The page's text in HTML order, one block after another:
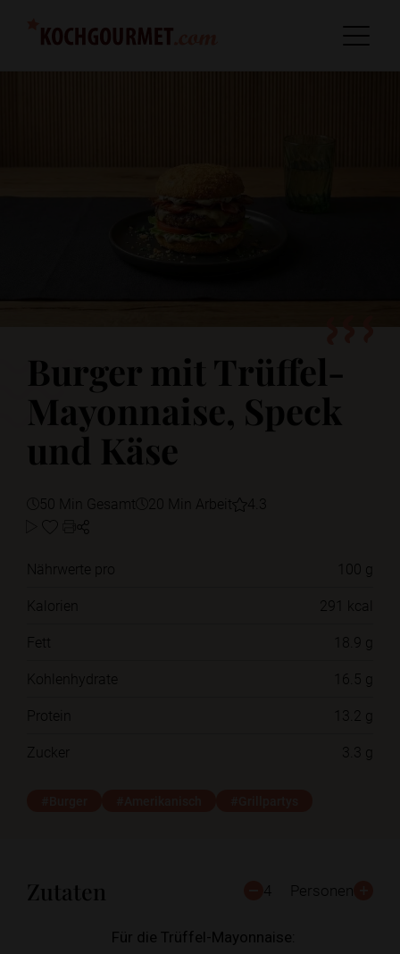
Burger mit Trüffel-
Mayonnaise, Speck
und Käse
50 Min Gesamt 20 Min Arbeit 4.3
Nährwerte pro
100 g
Kalorien
291 kcal
Fett
18.9 g
Kohlenhydrate
16.5 g
Protein
13.2 g
Zucker
3.3 g
Zutaten 4 Personen
Für die Trüffel-Mayonnaise: